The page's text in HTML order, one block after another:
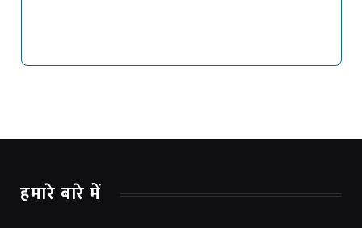
हमारे बारे में